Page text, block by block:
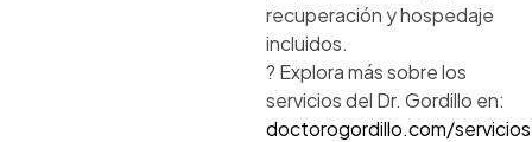
recuperación y hospedaje
incluidos.
? Explora más sobre los
servicios del Dr. Gordillo en:
doctorogordillo.com/servicios